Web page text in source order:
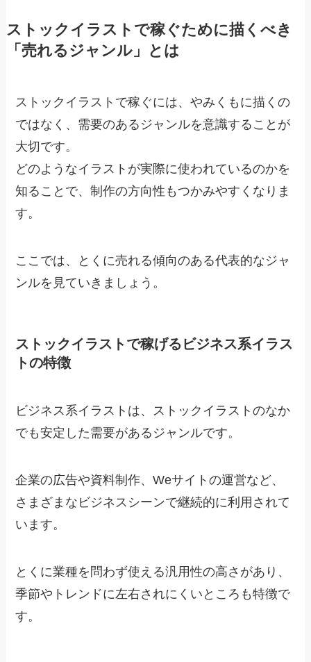
ストックイラストで稼ぐために描くべき
「売れるジャンル」とは
ストックイラストで稼ぐには、やみくもに描くの
ではなく、需要のあるジャンルを意識することが
大切です。
どのようなイラストが実際に使われているのかを
知ることで、制作の方向性もつかみやすくなりま
す。
ここでは、とくに売れる傾向のある代表的なジャ
ンルを見ていきましょう。
ストックイラストで稼げるビジネス系イラス
トの特徴
ビジネス系イラストは、ストックイラストのなか
でも安定した需要があるジャンルです。
企業の広告や資料制作、Weサイトの運営など、
さまざまなビジネスシーンで継続的に利用されて
います。
とくに業種を問わず使える汎用性の高さがあり、
季節やトレンドに左右されにくいところも特徴で
す。